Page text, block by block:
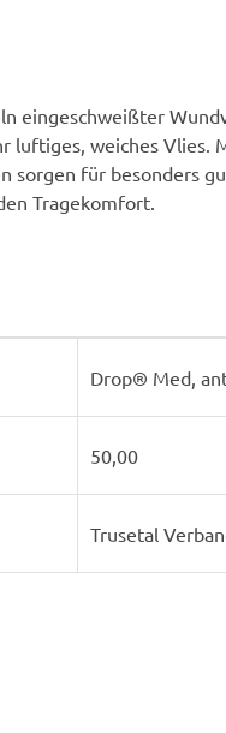
eingeschweißter
luftiges, weiches Vlies.
sorgen für besonders
Tragekomfort.
Drop® Med,
50,00
Trusetal